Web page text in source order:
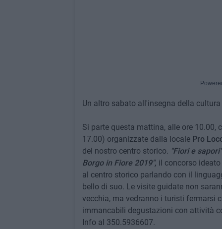
Un altro sabato all'insegna della
Si parte questa mattina, alle ore 10.00,
17.00) organizzate dalla locale Pro
del nostro centro storico. "Fiori e
Borgo in Fiore 2019", il concorso ideato
al centro storico parlando con il
bello di suo. Le visite guidate non
vecchia, ma vedranno i turisti fermarsi
immancabili degustazioni con attività
Info al 350.5936607.